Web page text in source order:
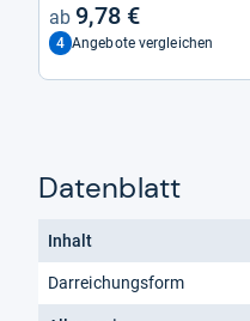
9,78 €
4 Angebote vergleichen
Datenblatt
Inhalt
Darreichungsform